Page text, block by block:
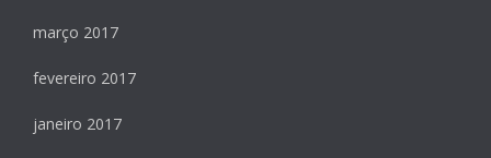
março 2017
fevereiro 2017
janeiro 2017